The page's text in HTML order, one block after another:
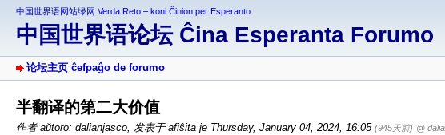
中国世界语网站绿网 Verda Reto – koni Ĉinion per Esperanto
中国世界语论坛 Ĉina Esperanta Forumo
论坛主页 ĉefpaĝo de forumo
半翻译的第二大价值
作者 aŭtoro: dalianjasco, 发表于 afiŝita je Thursday, January 04, 2024, 16:05 (945天前) @